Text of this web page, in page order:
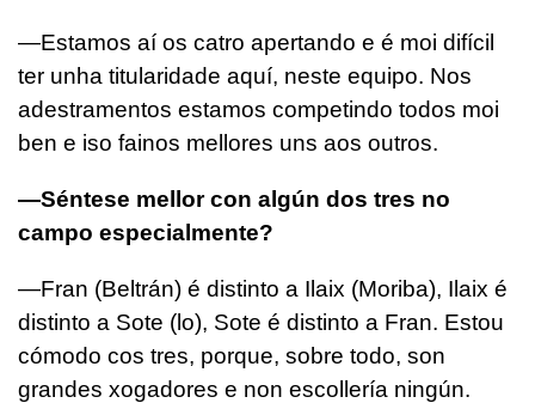
—Estamos aí os catro apertando e é moi difícil
ter unha titularidade aquí, neste equipo. Nos
adestramentos estamos competindo todos moi
ben e iso fainos mellores uns aos outros.
—Séntese mellor con algún dos tres no
campo especialmente?
—Fran (Beltrán) é distinto a Ilaix (Moriba), Ilaix é
distinto a Sote (lo), Sote é distinto a Fran. Estou
cómodo cos tres, porque, sobre todo, son
grandes xogadores e non escollería ningún.